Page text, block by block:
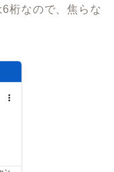
桁なので、焦らな